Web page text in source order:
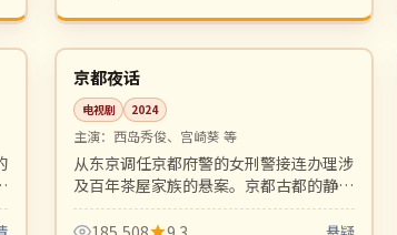
日本
热播 05:26
京都夜话
电视剧 2024
主演：西岛秀俊、宫崎葵 等
从东京调任京都府警的女刑警接连办理涉
及百年茶屋家族的悬案。京都古都的静谧
氛围与凶案的暗潮汹涌相互映衬。
悬疑